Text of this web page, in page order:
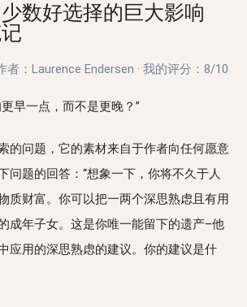
少数好选择的巨大影响
者：Laurence Endersen · 我的评分： 8/10
早一点，而不是更晚？”
的问题，它的素材来自于作者向任何愿意
问题的回答：“想象一下，你将不久于人
质财富。你可以把一两个深思熟虑且有用
成年子女。这是你唯一能留下的遗产–他
应用的深思熟虑的建议。你的建议是什